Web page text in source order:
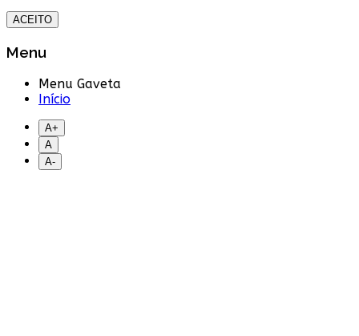
ACEITO
Menu
Menu Gaveta
Início
A+
A
A-